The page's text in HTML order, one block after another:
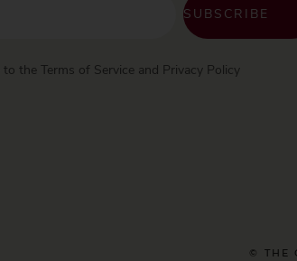
SUBSCRIBE
to the Terms of Service and Privacy Policy
© THE